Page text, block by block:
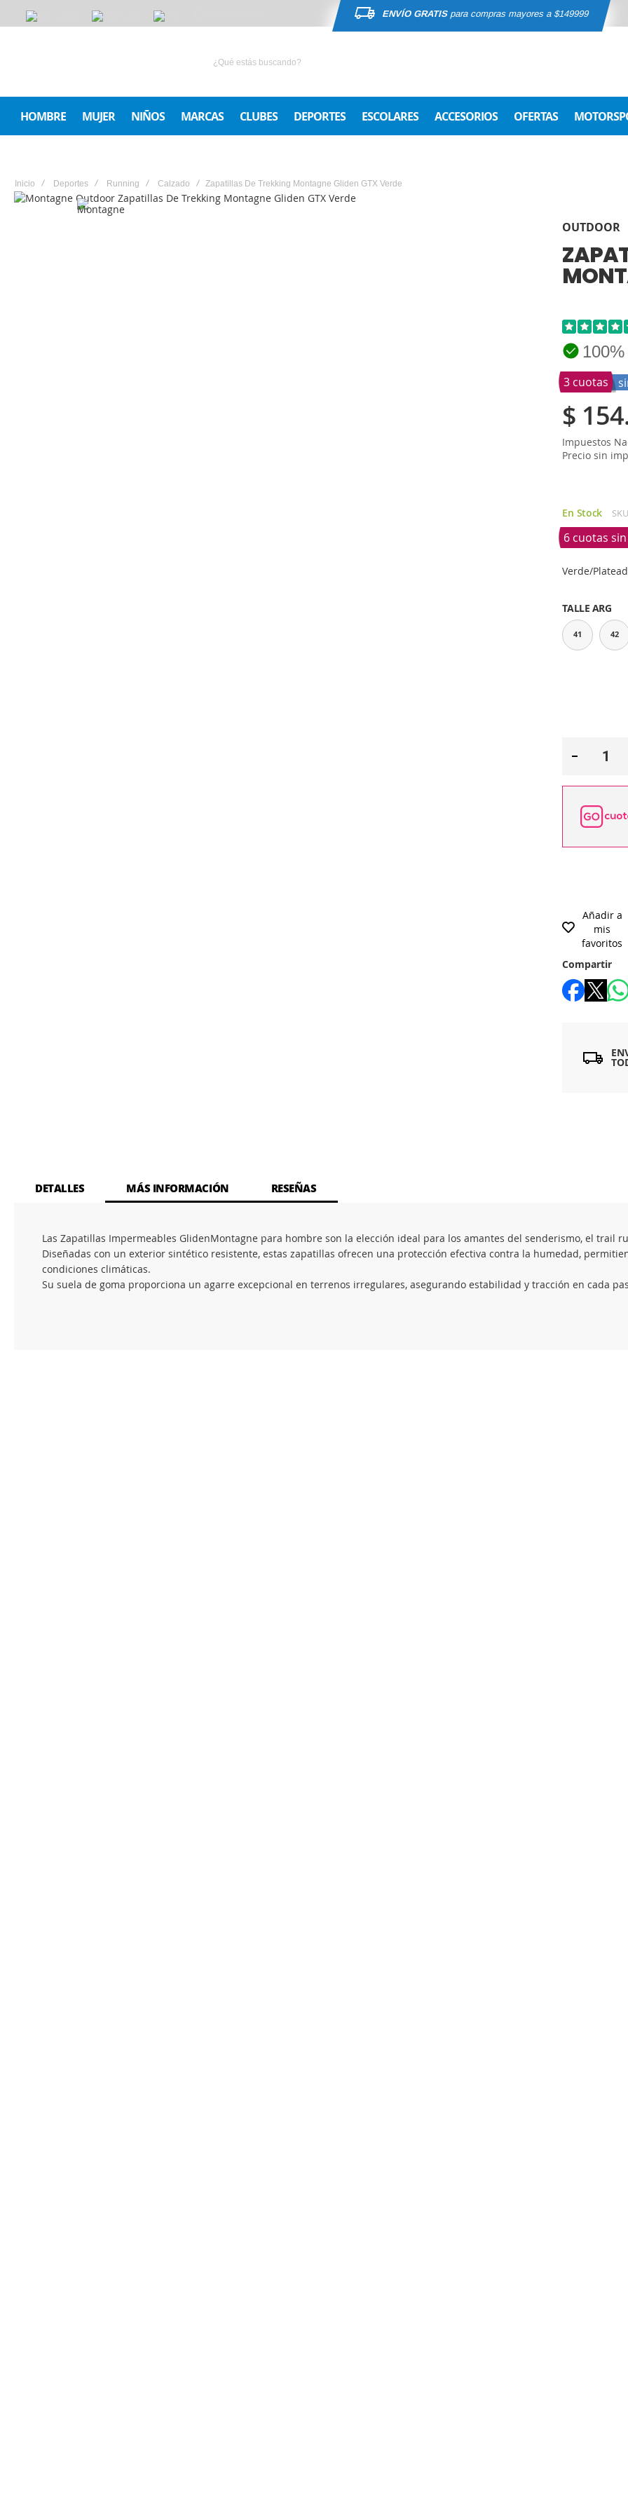
ENVÍO GRATISpara compras mayores a $149999
HOMBRE MUJER NIÑOS MARCAS CLUBES DEPORTES ESCOLARES ACCESORIOS OFERTAS
Inicio Deportes Running Calzado Zapatillas De Trekking Montagne Gliden GTX Verde
OUTDOOR
100%
3 cuotas
$
Impuestos
Precio sin
En Stock
6 cuotas
Verde/
TALLE ARG
41 42
Añadir a
mis
favoritos
Compartir
DETALLES
Las Zapatillas Impermeables GlidenMontagne para hombre son la elección ideal para los amantes del senderismo, el trail
Diseñadas con un exterior sintético resistente, estas zapatillas ofrecen una protección efectiva contra la humedad,
condiciones climáticas.
Su suela de goma proporciona un agarre excepcional en terrenos irregulares, asegurando estabilidad y tracción en cada
MÁS INFORMACIÓN RESEÑAS